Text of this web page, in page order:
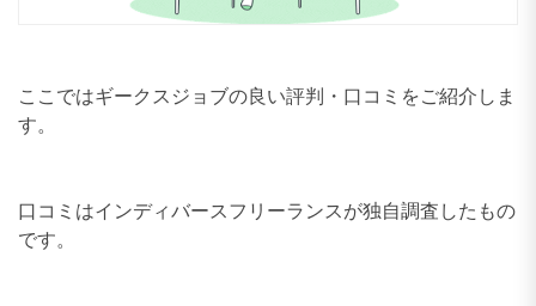
ここではギークスジョブの良い評判・口コミをご紹介しま
す。
口コミはインディバースフリーランスが独自調査したもの
です。